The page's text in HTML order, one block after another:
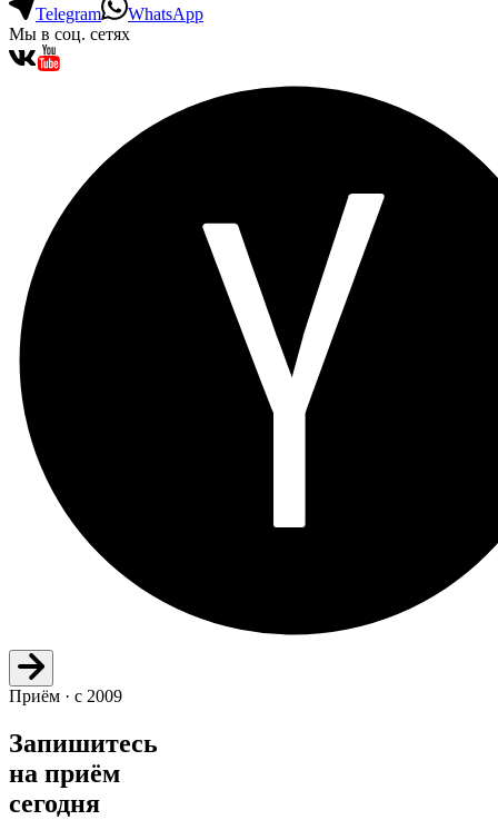
Telegram
WhatsApp
Мы в соц. сетях
Приём · с 2009
Запишитесь
на приём
сегодня